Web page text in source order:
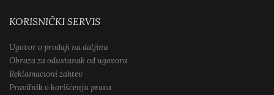
KORISNIČKI SERVIS
Ugovor o prodaji na daljinu
Obraza za odustanak od ugovora
Reklamacioni zahtev
Pravilnik o korišćenju prava